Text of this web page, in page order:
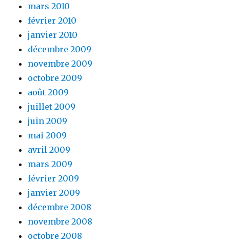
mars 2010
février 2010
janvier 2010
décembre 2009
novembre 2009
octobre 2009
août 2009
juillet 2009
juin 2009
mai 2009
avril 2009
mars 2009
février 2009
janvier 2009
décembre 2008
novembre 2008
octobre 2008